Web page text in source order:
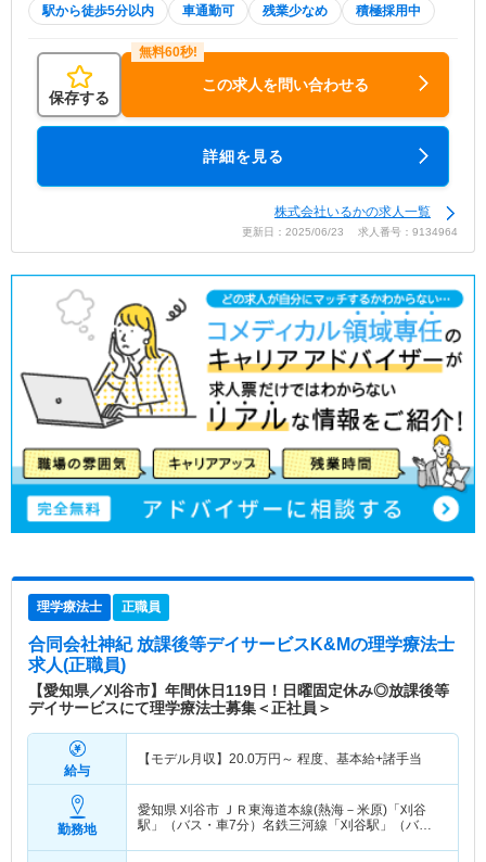
駅から徒歩5分以内 車通勤可 残業少なめ 積極採用中
保存する
この求人を問い合わせる
詳細を見る
株式会社いるかの求人一覧
更新日：2025/06/23 求人番号：9134964
理学療法士 正職員
合同会社神紀 放課後等デイサービスK&Mの理学療法士
求人(正職員)
【愛知県／刈谷市】年間休日119日！日曜固定休み◎放課後等
デイサービスにて理学療法士募集＜正社員＞
給与
【モデル月収】 20.0万円～ 程度、基本給+諸手当
勤務地
愛知県 刈谷市 ＪＲ東海道本線(熱海－米原)「刈谷
駅」（バス・車7分）名鉄三河線「刈谷駅」（バ